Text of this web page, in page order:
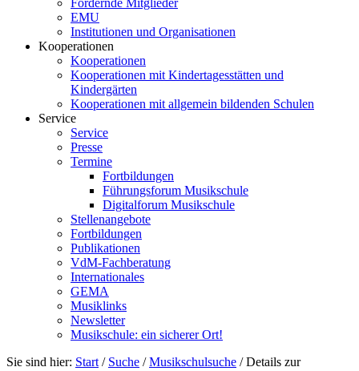
Fördernde Mitglieder
EMU
Institutionen und Organisationen
Kooperationen
Kooperationen
Kooperationen mit Kindertagesstätten und
Kindergärten
Kooperationen mit allgemein bildenden Schulen
Service
Service
Presse
Termine
Fortbildungen
Führungsforum Musikschule
Digitalforum Musikschule
Stellenangebote
Fortbildungen
Publikationen
VdM-Fachberatung
Internationales
GEMA
Musiklinks
Newsletter
Musikschule: ein sicherer Ort!
Sie sind hier: Start / Suche /Musikschulsuche /Details zur